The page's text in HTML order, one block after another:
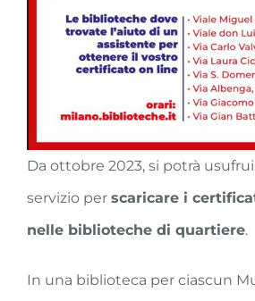
Da ottobre 2023, si potrà
servizio per scaricare i
nelle biblioteche di quartiere.
In una biblioteca per ciascun